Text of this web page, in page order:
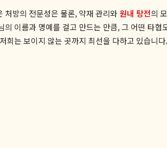
처방의 전문성은 물론, 약재 관리와 원내 탕전의
의 이름과 명예를 걸고 만드는 만큼, 그 어떤 타
희는 보이지 않는 곳까지 최선을 다하고 있습니다.